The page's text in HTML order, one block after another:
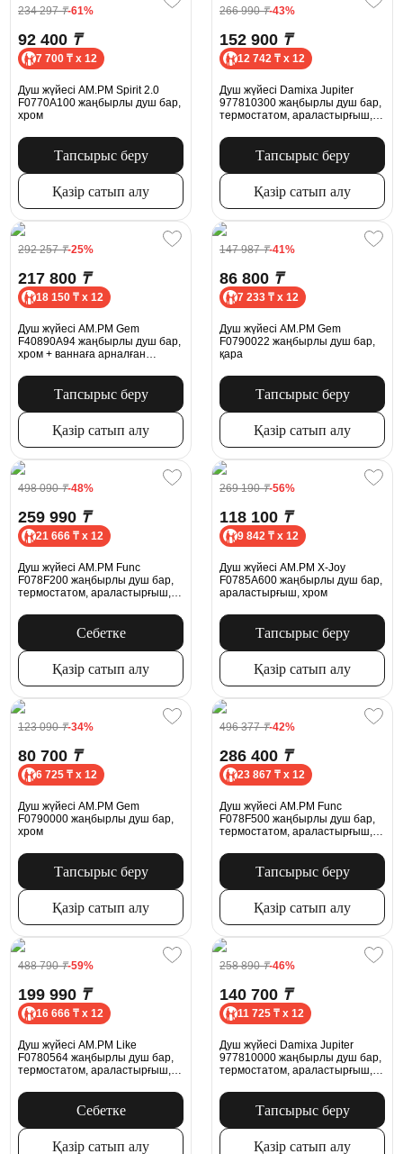
234 297₸-61%
92 400 ₸
7 700 ₸ x 12
Душ жүйесі AM.PM Spirit 2.0
F0770A100 жаңбырлы душ бар,
хром
Тапсырыс беру
Қазір сатып алу
266 990₸-43%
152 900 ₸
12 742 ₸ x 12
Душ жүйесі Damixa Jupiter
977810300 жаңбырлы душ бар,
термостатом, араластырғыш,
күңгірт
Тапсырыс беру
Қазір сатып алу
292 257₸-25%
217 800 ₸
18 150 ₸ x 12
Душ жүйесі AM.PM Gem
F40890A94 жаңбырлы душ бар,
хром + ваннаға арналған
хром
Тапсырыс беру
Қазір сатып алу
147 987₸-41%
86 800 ₸
7 233 ₸ x 12
Душ жүйесі AM.PM Gem
F0790022 жаңбырлы душ бар,
қара
Тапсырыс беру
Қазір сатып алу
498 090₸-48%
259 990 ₸
21 666 ₸ x 12
Душ жүйесі AM.PM Func
F078F200 жаңбырлы душ бар,
термостатом, араластырғыш,
Себетке
Қазір сатып алу
269 190₸-56%
118 100 ₸
9 842 ₸ x 12
Душ жүйесі AM.PM X-Joy
F0785A600 жаңбырлы душ бар,
араластырғыш, хром
Тапсырыс беру
Қазір сатып алу
123 090₸-34%
80 700 ₸
6 725 ₸ x 12
Душ жүйесі AM.PM Gem
F0790000 жаңбырлы душ бар,
хром
Тапсырыс беру
Қазір сатып алу
496 377₸-42%
286 400 ₸
23 867 ₸ x 12
Душ жүйесі AM.PM Func
F078F500 жаңбырлы душ бар,
термостатом, араластырғыш,
хром
Тапсырыс беру
Қазір сатып алу
488 790₸-59%
199 990 ₸
16 666 ₸ x 12
Душ жүйесі AM.PM Like
F0780564 жаңбырлы душ бар,
термостатом, араластырғыш,
хром
Себетке
Қазір сатып алу
258 890₸-46%
140 700 ₸
11 725 ₸ x 12
Душ жүйесі Damixa Jupiter
977810000 жаңбырлы душ бар,
термостатом, араластырғыш,
хром
Тапсырыс беру
Қазір сатып алу